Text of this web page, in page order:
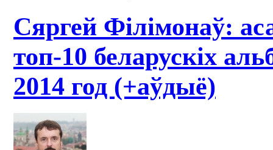
Сяргей Філімонаў:
топ-10 беларускіх
2014 год (+аўдыё)